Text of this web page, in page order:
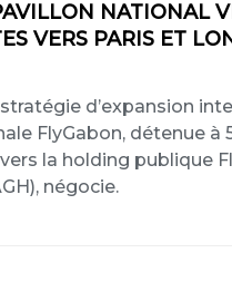
NATIONAL
VERS PARIS ET
d’expansion
FlyGabon, détenue à
la holding publique
négocie.